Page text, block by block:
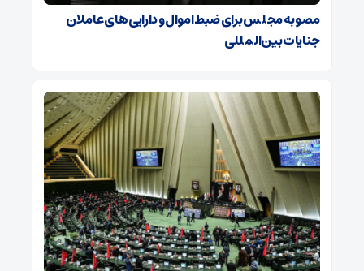
مصوبه مجلس برای ضبط اموال و دارایی های عاملان
جنایات بین‌المللی